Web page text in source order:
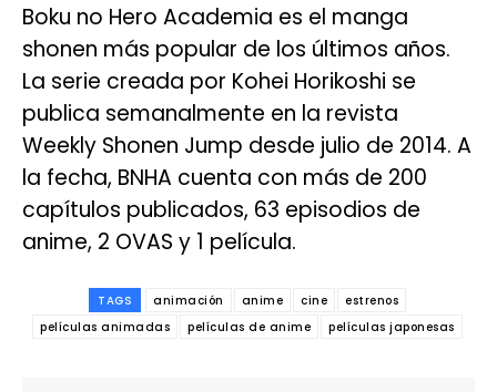
Boku no Hero Academia es el manga
shonen más popular de los últimos años.
La serie creada por Kohei Horikoshi se
publica semanalmente en la revista
Weekly Shonen Jump desde julio de 2014. A
la fecha, BNHA cuenta con más de 200
capítulos publicados, 63 episodios de
anime, 2 OVAS y 1 película.
TAGS animación anime cine
estrenos
películas animadas
películas de anime películas japonesas